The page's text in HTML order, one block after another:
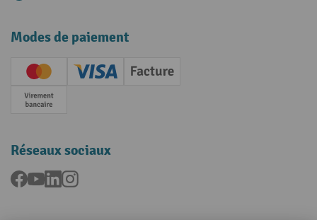
Modes de paiement
Creditcard (Master)Creditcard (Visa)
Facture
Paiement anticipé
Réseaux sociaux
Facebook
YouTubeLinkedInInstagram